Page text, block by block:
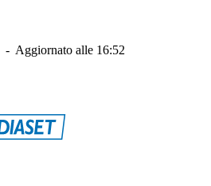
- Aggiornato alle 16:52